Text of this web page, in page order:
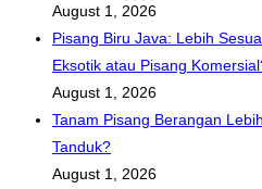
August 1, 2026
Pisang Biru Java: Lebih
Eksotik atau Pisang
August 1, 2026
Tanam Pisang Berangan
Tanduk?
August 1, 2026